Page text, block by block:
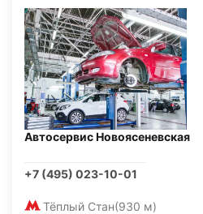
Автосервис Новоясеневская
+7 (495) 023-10-01
Тёплый Стан(930 м)